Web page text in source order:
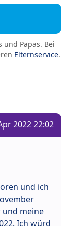
Papas. Bei
Elternservice.
2022 22:02
und ich
und meine
Ich würd